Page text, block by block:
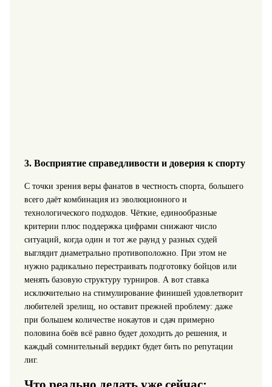
3. Восприятие справедливости и доверия к спорту
С точки зрения веры фанатов в честность спорта, большего
всего даёт комбинация из эволюционного и
технологического подходов. Чёткие, единообразные
критерии плюс поддержка цифрами снижают число
ситуаций, когда один и тот же раунд у разных судей
выглядит диаметрально противоположно. При этом не
нужно радикально перестраивать подготовку бойцов или
менять базовую структуру турниров. А вот ставка
исключительно на стимулирование финишей удовлетворит
любителей зрелищ, но оставит прежней проблему: даже
при большем количестве нокаутов и сдач примерно
половина боёв всё равно будет доходить до решения, и
каждый сомнительный вердикт будет бить по репутации
лиг.